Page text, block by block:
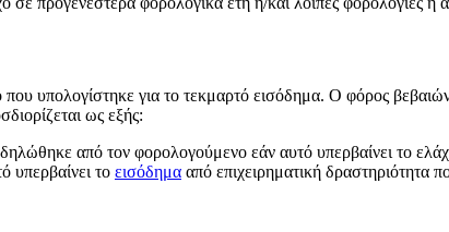
υπολογίστηκε για το τεκμαρτό εισόδημα. Ο φόρος
ως εξής:
από τον φορολογούμενο εάν αυτό υπερβαίνει το
υπερβαίνει το εισόδημα από επιχειρηματική